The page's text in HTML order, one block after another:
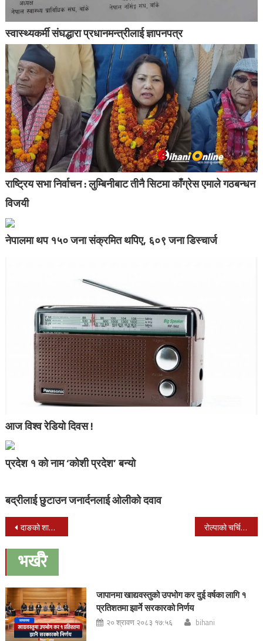
स्वास्थ्यकर्मी संघद्धारा प्रधानमन्त्रीलाई ज्ञापनपत्र
राष्ट्रिय सभा निर्वाचन : लुम्बिनीबाट तीनै सिटमा काँग्रेस एमाले गठबन्धन
विजयी
नेपालमा थप १५० जना संक्रमित थपिए, ६०९ जना डिस्चार्ज
आज विश्व रेडियो दिवस !
प्रदेश १ को नाम ‘कोशी प्रदेश’ बन्यो
बद्रीलाई छुटाउन जनार्दनलाई ओलीको दवाव
Post
navigation
दाङको शान्तिनगर गाउँपालिका- १ मा माअोवादी केन्द्रको प्यानल विजयी रोल्पाको चर्चित थवाङ-५ मा माओवादी केन्द्र विजयी
भर्खरै
जापानमा खाद्यवस्तुको उपभोग कर दुई वर्षका लागि १
प्रतिशतमा झार्ने सरकारको निर्णय
२० श्रावण २०८३ १७:५६ bihani